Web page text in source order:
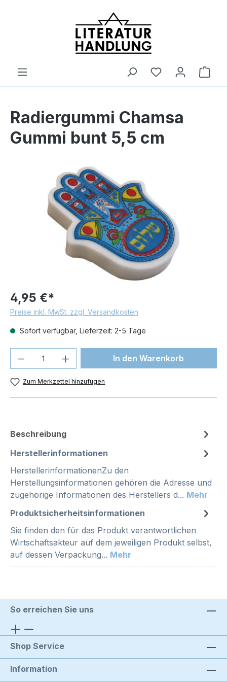
Radiergummi Chamsa
Gummi bunt 5,5 cm
Bildergalerie überspringen
4,95 €*
Preise inkl. MwSt. zzgl. Versandkosten
Sofort verfügbar, Lieferzeit: 2-5 Tage
Produkt Anzahl: Gib denIn den Warenkorb
Zum Merkzettel hinzufügen
Beschreibung
Herstellerinformationen
HerstellerinformationenZu den
Herstellungsinformationen gehören die Adresse und
zugehörige Informationen des Herstellers d... Mehr
Produktsicherheitsinformationen
Sie finden den für das Produkt verantwortlichen
Wirtschaftsakteur auf dem jeweiligen Produkt selbst,
auf dessen Verpackung... Mehr
So erreichen Sie uns
Shop Service
Information